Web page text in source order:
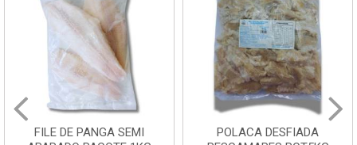
FILE DE PANGA SEMI
POLACA DESFIADA